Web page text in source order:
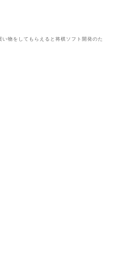
物をしてもらえると将棋ソフト開発のた